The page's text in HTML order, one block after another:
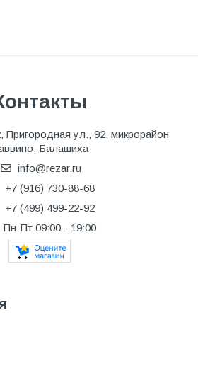
Пригородная ул., 92, микрорайон
Балашиха
info@rezar.ru
+7 (916) 730-88-68
+7 (499) 499-22-92
Пн-Пт 09:00 - 19:00